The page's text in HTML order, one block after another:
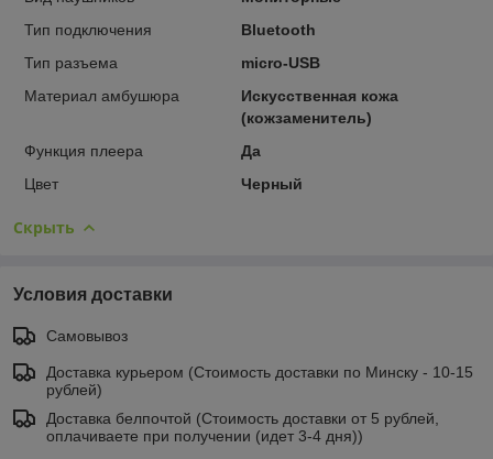
Тип подключения
Bluetooth
Тип разъема
micro-USB
Материал амбушюра
Искусственная кожа
(кожзаменитель)
Функция плеера
Да
Цвет
Черный
Скрыть
Условия доставки
Самовывоз
Доставка курьером (Стоимость доставки по Минску - 10-15
рублей)
Доставка белпочтой (Стоимость доставки от 5 рублей,
оплачиваете при получении (идет 3-4 дня))